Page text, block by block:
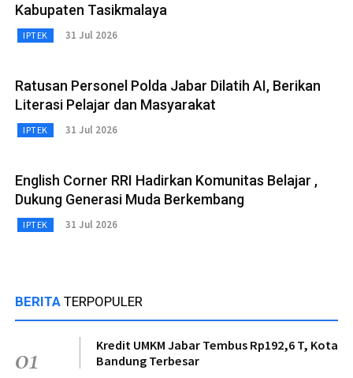
Kabupaten Tasikmalaya
IPTEK 31 Jul 2026
Ratusan Personel Polda Jabar Dilatih AI, Berikan
Literasi Pelajar dan Masyarakat
IPTEK 31 Jul 2026
English Corner RRI Hadirkan Komunitas Belajar ,
Dukung Generasi Muda Berkembang
IPTEK 31 Jul 2026
BERITA TERPOPULER
01
Kredit UMKM Jabar Tembus Rp192,6 T, Kota
Bandung Terbesar